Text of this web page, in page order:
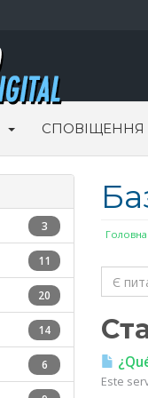
СПОВІЩЕННЯ
Головна
3
11
20
14
6
Este